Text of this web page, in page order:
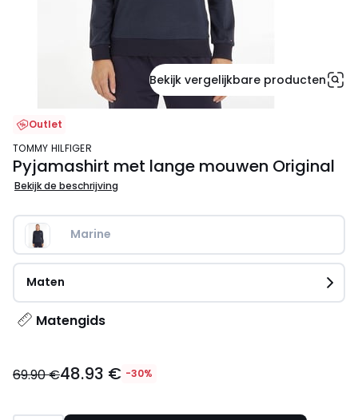
Bekijk vergelijkbare producten
Outlet
TOMMY HILFIGER
Pyjamashirt met lange mouwen Original
Bekijk de beschrijving
Marine
Maten
Matengids
€
69.90 €48.93 € -30%